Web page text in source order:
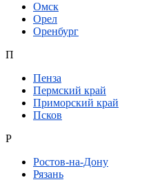
Омск
Орел
Оренбург
П
Пенза
Пермский край
Приморский край
Псков
Р
Ростов-на-Дону
Рязань